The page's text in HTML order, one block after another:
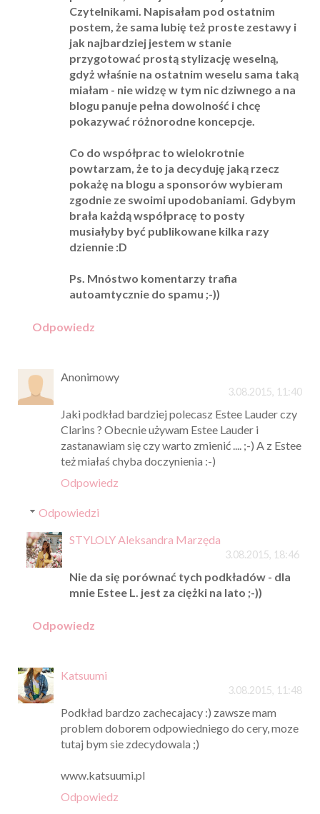
Czytelnikami. Napisałam pod ostatnim
postem, że sama lubię też proste zestawy i
jak najbardziej jestem w stanie
przygotować prostą stylizację weselną,
gdyż właśnie na ostatnim weselu sama taką
miałam - nie widzę w tym nic dziwnego a na
blogu panuje pełna dowolność i chcę
pokazywać różnorodne koncepcje.
Co do współprac to wielokrotnie
powtarzam, że to ja decyduję jaką rzecz
pokażę na blogu a sponsorów wybieram
zgodnie ze swoimi upodobaniami. Gdybym
brała każdą współpracę to posty
musiałyby być publikowane kilka razy
dziennie :D
Ps. Mnóstwo komentarzy trafia
autoamtycznie do spamu ;-))
Odpowiedz
Anonimowy
3.08.2015, 11:40
Jaki podkład bardziej polecasz Estee Lauder czy
Clarins ? Obecnie używam Estee Lauder i
zastanawiam się czy warto zmienić .... ;-) A z Estee
też miałaś chyba doczynienia :-)
Odpowiedz
Odpowiedzi
STYLOLY Aleksandra Marzęda
3.08.2015, 18:46
Nie da się porównać tych podkładów - dla
mnie Estee L. jest za ciężki na lato ;-))
Odpowiedz
Katsuumi
3.08.2015, 11:48
Podkład bardzo zachecajacy :) zawsze mam
problem doborem odpowiedniego do cery, moze
tutaj bym sie zdecydowala ;)
www.katsuumi.pl
Odpowiedz